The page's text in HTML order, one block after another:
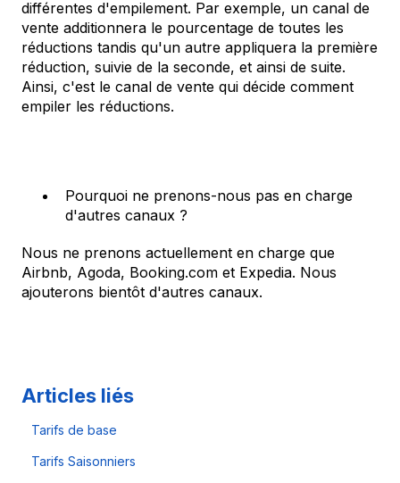
différentes d'empilement. Par exemple, un canal de
vente additionnera le pourcentage de toutes les
réductions tandis qu'un autre appliquera la première
réduction, suivie de la seconde, et ainsi de suite.
Ainsi, c'est le canal de vente qui décide comment
empiler les réductions.
Pourquoi ne prenons-nous pas en charge
d'autres canaux ?
Nous ne prenons actuellement en charge que
Airbnb, Agoda, Booking.com et Expedia. Nous
ajouterons bientôt d'autres canaux.
Articles liés
Tarifs de base
Tarifs Saisonniers